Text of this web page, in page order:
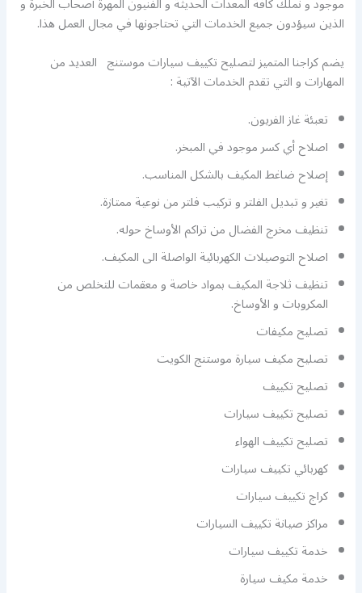
الذين سيؤدون جميع الخدمات التي تحتاجونها في مجال العمل هذا.
يضم كراجنا المتميز لتصليح تكييف سيارات موستنج العديد من
المهارات و التي تقدم الخدمات الآتية :
تعبئة غاز الفريون.
اصلاح أي كسر موجود في المبخر.
إصلاح ضاغط المكيف بالشكل المناسب.
تغير و تبديل الفلتر و تركيب فلتر من نوعية ممتازة.
تنظيف مخرج الفضال من تراكم الأوساخ حوله.
اصلاح التوصيلات الكهربائية الواصلة الى المكيف.
تنظيف ثلاجة المكيف بمواد خاصة و معقمات للتخلص من
المكروبات و الأوساخ.
تصليح مكيفات
تصليح مكيف سيارة موستنج الكويت
تصليح تكييف
تصليح تكييف سيارات
تصليح تكييف الهواء
كهربائي تكييف سيارات
كراج تكييف سيارات
مراكز صيانة تكييف السيارات
خدمة تكييف سيارات
خدمة مكيف سيارة